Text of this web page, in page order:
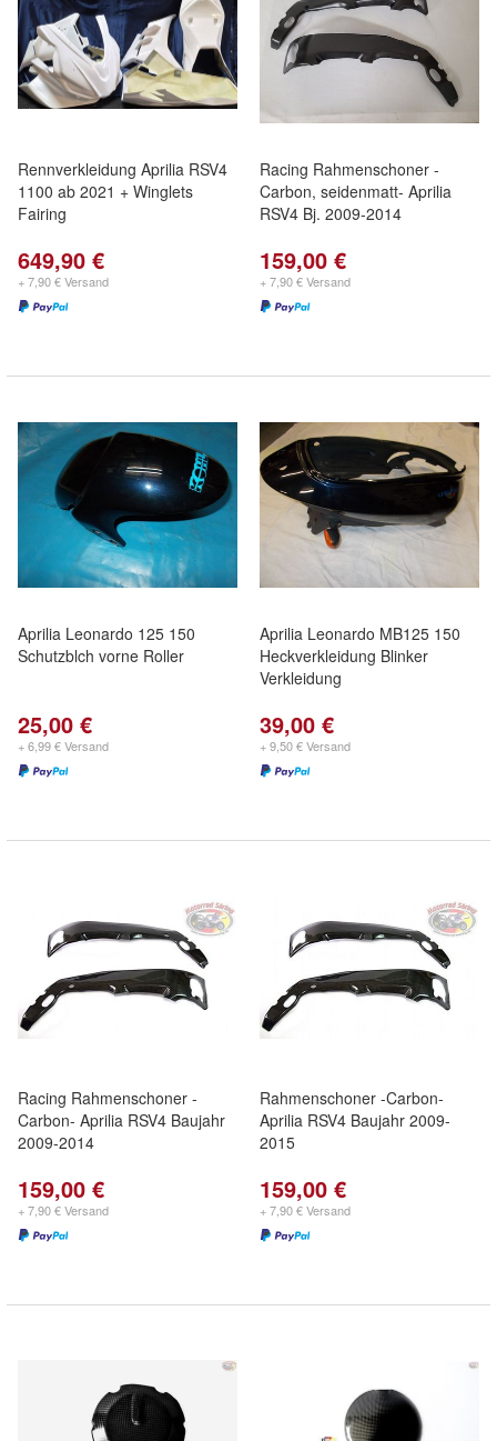
Rennverkleidung Aprilia RSV4
1100 ab 2021 + Winglets
Fairing
649,90 €
+ 7,90 € Versand
Racing Rahmenschoner -
Carbon, seidenmatt- Aprilia
RSV4 Bj. 2009-2014
159,00 €
+ 7,90 € Versand
Aprilia Leonardo 125 150
Schutzblch vorne Roller
25,00 €
+ 6,99 € Versand
Aprilia Leonardo MB125 150
Heckverkleidung Blinker
Verkleidung
39,00 €
+ 9,50 € Versand
Racing Rahmenschoner -
Carbon- Aprilia RSV4 Baujahr
2009-2014
159,00 €
+ 7,90 € Versand
Rahmenschoner -Carbon-
Aprilia RSV4 Baujahr 2009-
2015
159,00 €
+ 7,90 € Versand